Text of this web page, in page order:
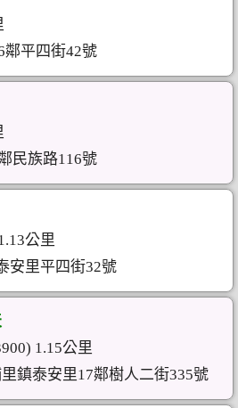
鄰平四街42號
民族路116號
公里
安里平四街32號
1.15公里
鎮泰安里17鄰樹人二街335號